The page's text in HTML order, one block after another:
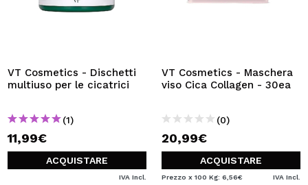
VT Cosmetics - Dischetti
multiuso per le cicatrici
(1)
11,99€
ACQUISTARE
IVA Incl.
VT Cosmetics - Maschera
viso Cica Collagen - 30ea
(0)
20,99€
ACQUISTARE
Prezzo x 100 Kg: 6,56€ IVA Incl.